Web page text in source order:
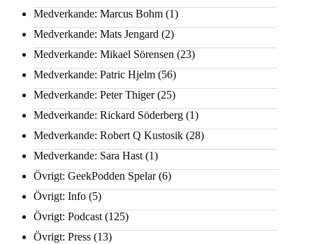
Medverkande: Marcus Bohm (1)
Medverkande: Mats Jengard (2)
Medverkande: Mikael Sörensen (23)
Medverkande: Patric Hjelm (56)
Medverkande: Peter Thiger(25)
Medverkande: Rickard Söderberg (1)
Medverkande: Robert Q Kustosik (28)
Medverkande: Sara Hast (1)
Övrigt: GeekPodden Spelar(6)
Övrigt: Info (5)
Övrigt: Podcast (125)
Övrigt: Press (13)